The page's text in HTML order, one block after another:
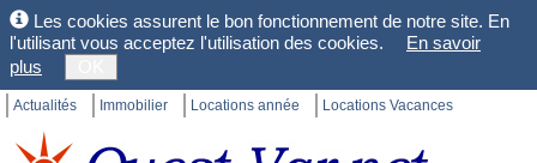
Les cookies assurent le bon fonctionnement de notre site. En
l'utilisant vous acceptez l'utilisation des cookies.
En savoir
plus
Actualités Immobilier Locations année Locations Vacances